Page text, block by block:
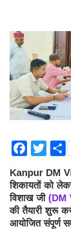
Kanpur DM
शिकायतों को
विशाख जी(DM
की तैयारी शुरू
आयोजित संपूर्ण